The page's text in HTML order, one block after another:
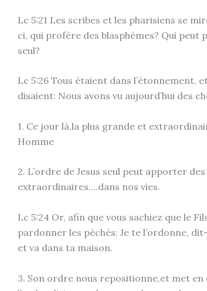
Lc 5:21 Les scribes et les pharisiens se
ci, qui profère des blasphèmes? Qui peut
seul?
Lc 5:26 Tous étaient dans l’étonnement,
disaient: Nous avons vu aujourd’hui des
1. Ce jour là,la plus grande et
Homme
2. L’ordre de Jesus seul peut apporter
extraordinaires….dans nos vies.
Lc 5:24 Or, afin que vous sachiez que le
pardonner les péchés: Je te l’ordonne,
et va dans ta maison.
3. Son ordre nous repositionne,et met